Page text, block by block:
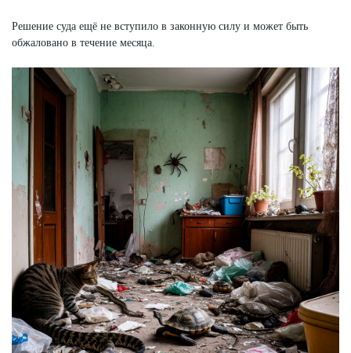
Решение суда ещё не вступило в законную силу и может быть
обжаловано в течение месяца.